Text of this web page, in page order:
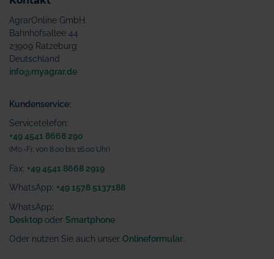
AgrarOnline GmbH
Bahnhofsallee 44
23909 Ratzeburg
Deutschland
info@myagrar.de
Kundenservice:
Servicetelefon:
+49 4541 8668 290
(Mo.-Fr. von 8.00 bis 16.00 Uhr)
Fax: +49 4541 8668 2919
WhatsApp: +49 1578 5137188
WhatsApp:
Desktop oder Smartphone
Oder nutzen Sie auch unser Onlineformular